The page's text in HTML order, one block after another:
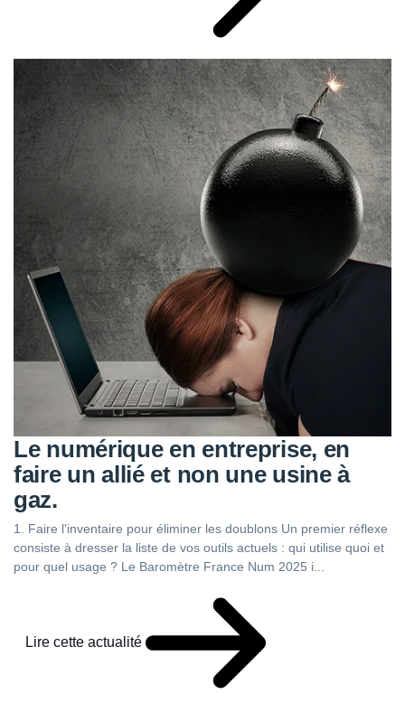
Le numérique en entreprise, en
faire un allié et non une usine à
gaz.
1. Faire l'inventaire pour éliminer les doublons Un premier réflexe
consiste à dresser la liste de vos outils actuels : qui utilise quoi et
pour quel usage ? Le Baromètre France Num 2025 i...
Lire cette actualité